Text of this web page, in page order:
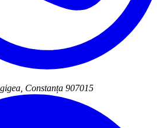
Constanța 907015